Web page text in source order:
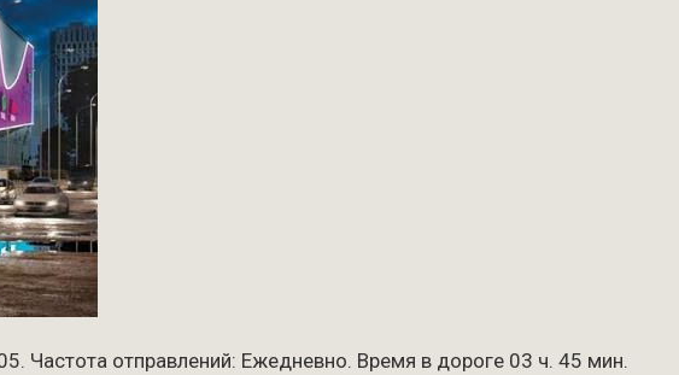
Частота отправлений: Ежедневно. Время в дороге 03 ч. 45 мин.